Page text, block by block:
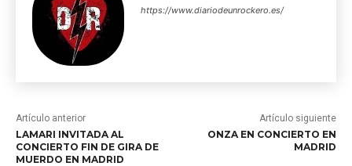
https://www.diariodeunrockero.es/
Artículo anterior
LAMARI INVITADA AL
CONCIERTO FIN DE GIRA DE
MUERDO EN MADRID
Artículo siguiente
ONZA EN CONCIERTO EN
MADRID